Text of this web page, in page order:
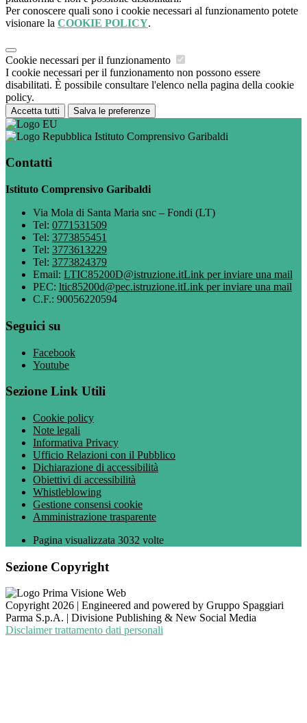
Per conoscere quali sono i cookie necessari al funzionamento potete
visionare la COOKIE POLICY.
Cookie necessari per il funzionamento
I cookie necessari per il funzionamento non possono essere
disabilitati. È possibile consultare l'elenco nella pagina della cookie
policy.
Accetta tutti Salva le preferenze
Istituto Comprensivo Garibaldi
Contatti
Istituto Comprensivo Garibaldi
Via Mola di Santa Maria snc – Fondi (LT)
Tel: 0771531509
Tel: 3773855451
Tel: 3773613229
Tel: 3773824379
Email: LTIC85200D@istruzione.itLink per inviare una mail
PEC: ltic85200d@pec.istruzione.itLink per inviare una mail
C.F.: 90056220594
Seguici su
Facebook
Youtube
Sezione Link Utili
Cookie policy
Note legali
Informativa Privacy
Ufficio Relazioni con il Pubblico
Dichiarazione di accessibilità
Obiettivi di accessibilità
Whistleblowing
Gestione consensi cookie
Amministrazione trasparente
Pagina visualizzata 3032 volte
Sezione Copyright
Copyright 2026 | Engineered and powered by Gruppo Spaggiari
Parma S.p.A. | Divisione Publishing & New Social Media
Disclaimer trattamento dati personali